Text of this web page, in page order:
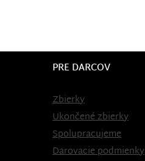
PRE DARCOV
Zbierky
Ukončené zbierky
Spolupracujeme
Darovacie podmienky